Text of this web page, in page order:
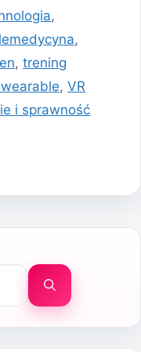
,
,
, trening
, VR
i sprawność